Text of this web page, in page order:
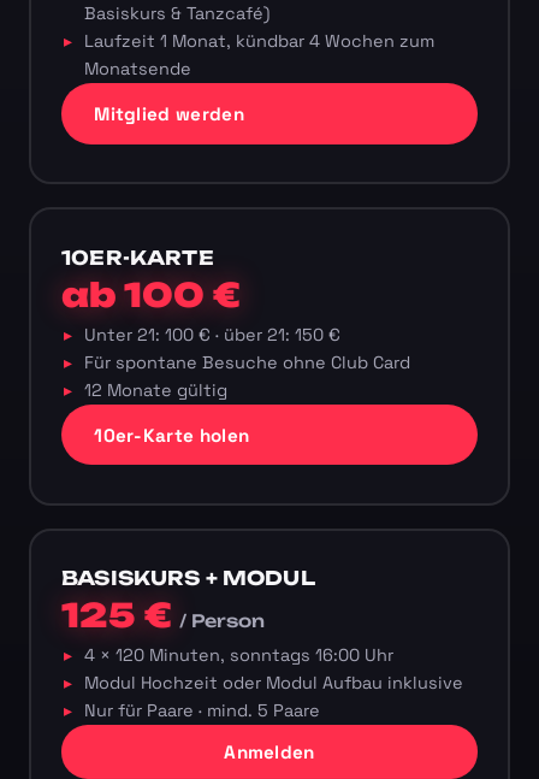
Basiskurs & Tanzcafé)
Laufzeit 1 Monat, kündbar 4 Wochen zum
Monatsende
Mitglied werden
10ER-KARTE
ab 100 €
Unter 21: 100 € · über 21: 150 €
Für spontane Besuche ohne Club Card
12 Monate gültig
10er-Karte holen
BASISKURS + MODUL
125 €/ Person
4 × 120 Minuten, sonntags 16:00 Uhr
Modul Hochzeit oder Modul Aufbau inklusive
Nur für Paare · mind. 5 Paare
Anmelden